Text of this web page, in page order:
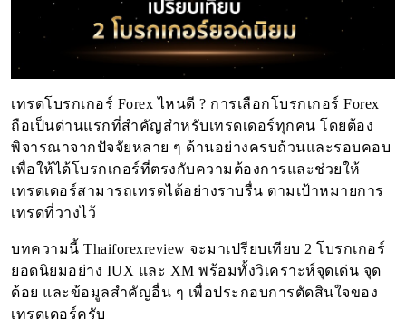
เทรดโบรกเกอร์ Forex ไหนดี ? การเลือกโบรกเกอร์ Forex
ถือเป็นด่านแรกที่สำคัญสำหรับเทรดเดอร์ทุกคน โดยต้อง
พิจารณาจากปัจจัยหลาย ๆ ด้านอย่างครบถ้วนและรอบคอบ
เพื่อให้ได้โบรกเกอร์ที่ตรงกับความต้องการและช่วยให้
เทรดเดอร์สามารถเทรดได้อย่างราบรื่น ตามเป้าหมายการ
เทรดที่วางไว้
บทความนี้ Thaiforexreview จะมาเปรียบเทียบ 2 โบรกเกอร์
ยอดนิยมอย่าง IUX และ XM พร้อมทั้งวิเคราะห์จุดเด่น จุด
ด้อย และข้อมูลสำคัญอื่น ๆ เพื่อประกอบการตัดสินใจของ
เทรดเดอร์ครับ